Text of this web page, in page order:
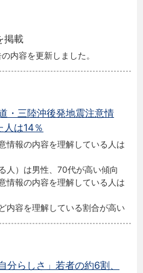
掲載
内容を更新しました。
・三陸沖後発地震注意情
人は14％
情報の内容を理解している人は
人）は男性、70代が高い傾向
情報の内容を理解している人は
内容を理解している割合が高い
らしさ」若者の約6割、